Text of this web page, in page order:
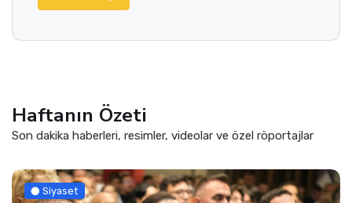
Haftanın Özeti
Son dakika haberleri, resimler, videolar ve özel röportajlar
Siyaset